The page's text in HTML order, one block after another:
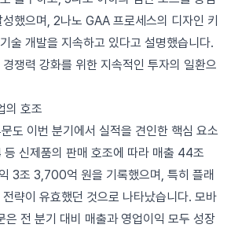
했으며, 2나노 GAA 프로세스의 디자인 키
술 개발을 지속하고 있다고 설명했습니다.
쟁력 강화를 위한 지속적인 투자의 일환으
의 호조
도 이번 분기에서 실적을 견인한 핵심 요소
신제품의 판매 호조에 따라 매출 44조
3조 3,700억 원을 기록했으며, 특히 플래
략이 유효했던 것으로 나타났습니다. 모바
전 분기 대비 매출과 영업이익 모두 성장